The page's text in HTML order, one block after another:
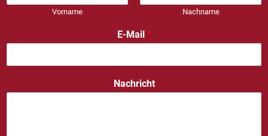
Vorname Nachname
E-Mail *
Nachricht